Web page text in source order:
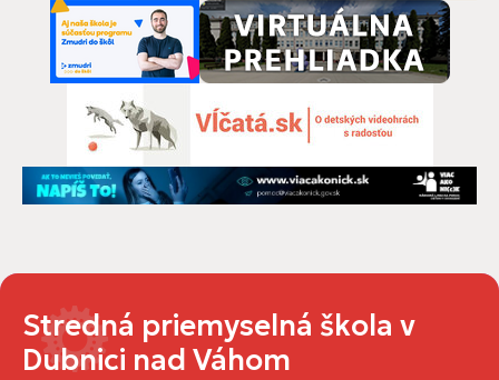
Stredná priemyselná škola v
Dubnici nad Váhom